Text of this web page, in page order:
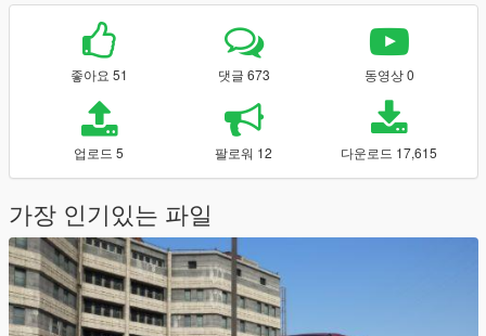
좋아요 51 댓글 673 동영상 0
업로드 5 팔로워 12 다운로드 17,615
가장 인기있는 파일